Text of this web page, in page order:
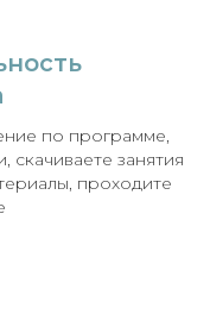
по программе,
занятия
проходите